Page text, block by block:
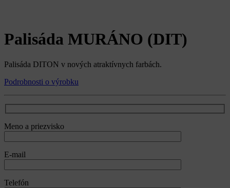
Palisáda MURÁNO (DIT)
Palisáda DITON v nových atraktívnych farbách.
Podrobnosti o výrobku
Meno a priezvisko
E-mail
Telefón